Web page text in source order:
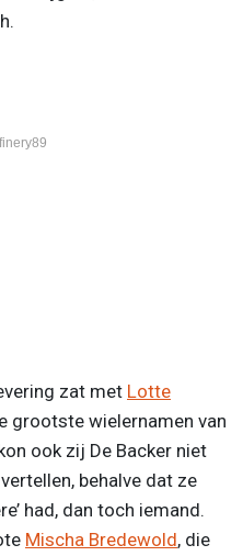
zat met Lotte
grootste wielernamen van
ook zij De Backer niet
behalve dat ze
had, dan toch iemand.
Mischa Bredewold, die